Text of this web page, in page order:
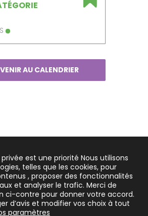
AU CALENDRIER
est une priorité Nous utilisons
telles que les cookies, pour
, proposer des fonctionnalités
et analyser le trafic. Merci de
ci-contre pour donner votre accord.
d’avis et modifier vos choix à tout
paramètres